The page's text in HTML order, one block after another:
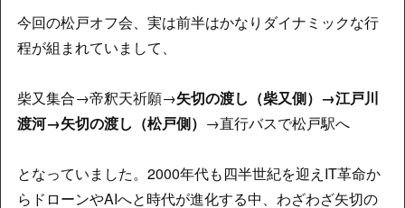
今回の松戸オフ会、実は前半はかなりダイナミックな行
程が組まれていまして、
柴又集合→帝釈天祈願→矢切の渡し（柴又側）→江戸川
渡河→矢切の渡し（松戸側） →直行バスで松戸駅へ
となっていました。2000年代も四半世紀を迎えIT革命か
らドローンやAIへと時代が進化する中、わざわざ矢切の